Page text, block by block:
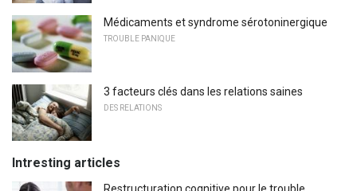
Médicaments et syndrome sérotoninergique
TROUBLE PANIQUE
3 facteurs clés dans les relations saines
DES RELATIONS
Intresting articles